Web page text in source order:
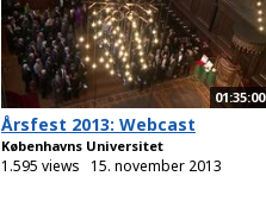
01:35:00
Årsfest 2013: Webcast
Københavns Universitet
1.595 views 15. november 2013